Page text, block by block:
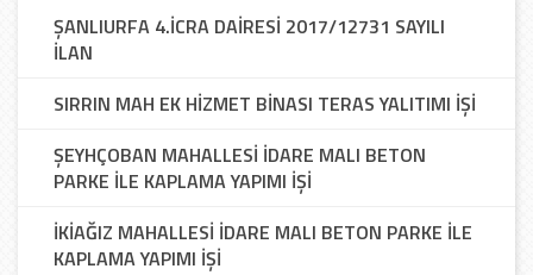
ŞANLIURFA 4.İCRA DAİRESİ 2017/12731 SAYILI
İLAN
SIRRIN MAH EK HİZMET BİNASI TERAS YALITIMI İŞİ
ŞEYHÇOBAN MAHALLESİ İDARE MALI BETON
PARKE İLE KAPLAMA YAPIMI İŞİ
İKİAĞIZ MAHALLESİ İDARE MALI BETON PARKE İLE
KAPLAMA YAPIMI İŞİ